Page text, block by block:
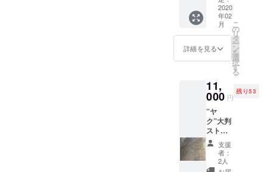
い。）
タイ、
チェン
マイ
Mother
ship
（要宿
1000th
b@nigh
t）な
ど、お
好きな
場所
で。 基
本、
マット
があれ
さまご
希望の
場所に
て。タ
チェン
マイ
ship
（要宿
泊料。
1000th
b@nigh
t） マッ
トがあ
れば、
大地の
上のど
望のお
色をお
知らせ
い。 素
材：ヤ
送料無
料
ただけ
ればお
申し込
み可能
です。
です。
素材：
ヤク
ウール
100%
ズ 幅
90cm×
長さ
180cm
※手織り
生産の
ため、
誤差は
ご了承
くださ
い。 ホ
ワイト
とグレ
イは、
染めや
漂白が
ないナ
2020
年02
月
詳細を見る
こ
の
リ
タ
ー
ン
を
選
択
す
る
11,
000 円
残り53
”ヤ
ク”大判
ストー
ル
【ブラ
ウン系×
ホワイ
支援
者：
2人